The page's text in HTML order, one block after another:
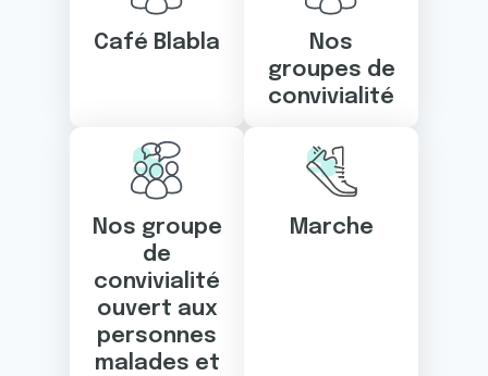
Café Blabla
Nos
groupes de
convivialité
Nos groupe
de
convivialité
ouvert aux
personnes
malades et
Marche